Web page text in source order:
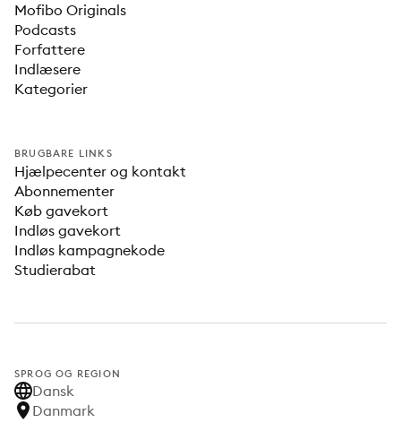
Mofibo Originals
Podcasts
Forfattere
Indlæsere
Kategorier
BRUGBARE LINKS
Hjælpecenter og kontakt
Abonnementer
Køb gavekort
Indløs gavekort
Indløs kampagnekode
Studierabat
SPROG OG REGION
Dansk
Danmark